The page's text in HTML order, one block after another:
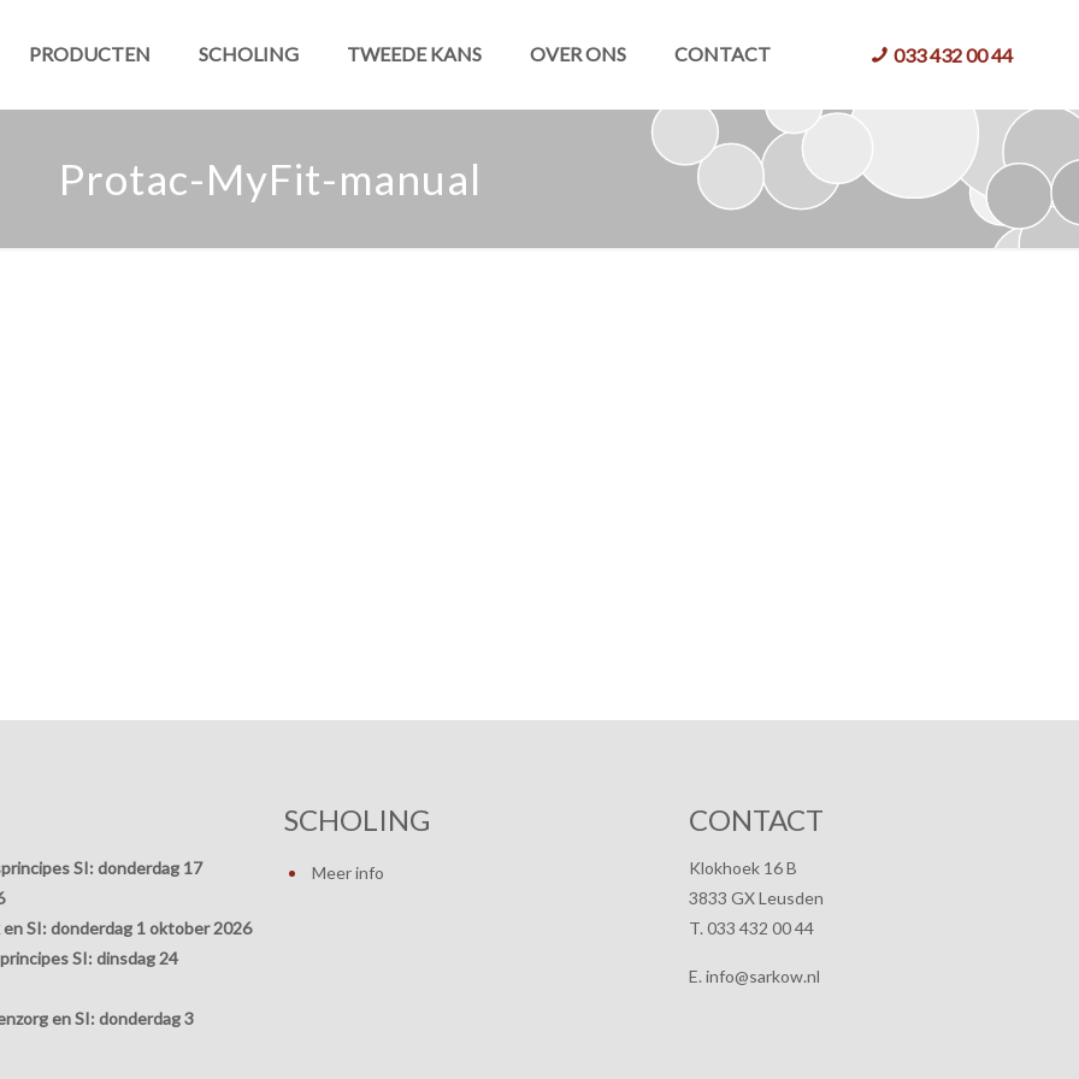
PRODUCTEN SCHOLING TWEEDE KANS OVER ONS CONTACT 033 432 00 44
Protac-MyFit-manual
SI: donderdag 17
SI: donderdag 1 oktober 2026
SI: dinsdag 24
en SI: donderdag 3
SCHOLING
Meer info
CONTACT
Klokhoek 16 B
3833 GX Leusden
T. 033 432 00 44
E. info@sarkow.nl